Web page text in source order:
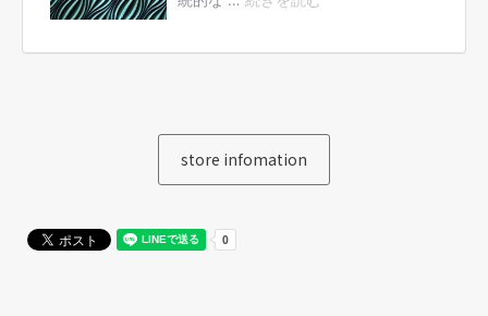
store infomation